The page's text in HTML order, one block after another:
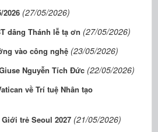
2026 (27/05/2026)
dâng Thánh lễ tạ ơn (27/05/2026)
vào công nghệ (23/05/2026)
Nguyễn Tích Đức (22/05/2026)
về Trí tuệ Nhân tạo
trẻ Seoul 2027 (21/05/2026)